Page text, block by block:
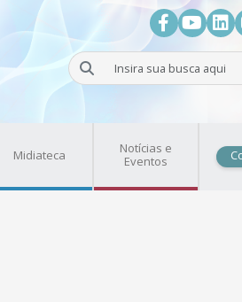
Facebook
Buscar
Midiateca
Notícias e
Eventos